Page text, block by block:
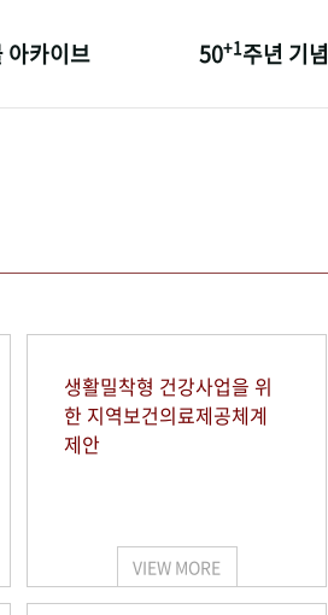
아카이브 50+1주년 기념
생활밀착형 건강사업을 위
한 지역보건의료제공체계
제안
VIEW MORE